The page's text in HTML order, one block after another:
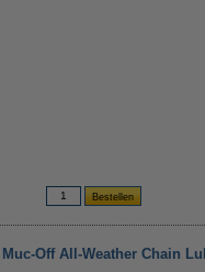
Muc-Off All-Weather Chain